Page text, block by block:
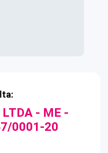
- ME -
0001-20